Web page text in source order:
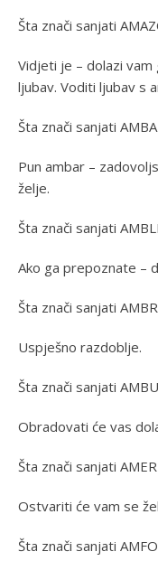
Šta znači sanjati
Vidjeti je – dolazi vam
ljubav. Voditi ljubav s
Šta znači sanjati
Pun ambar –
želje.
Šta znači sanjati
Ako ga prepoznate –
Šta znači sanjati
Uspješno razdoblje.
Šta znači sanjati
Obradovati će vas
Šta znači sanjati
Ostvariti će vam se
Šta znači sanjati